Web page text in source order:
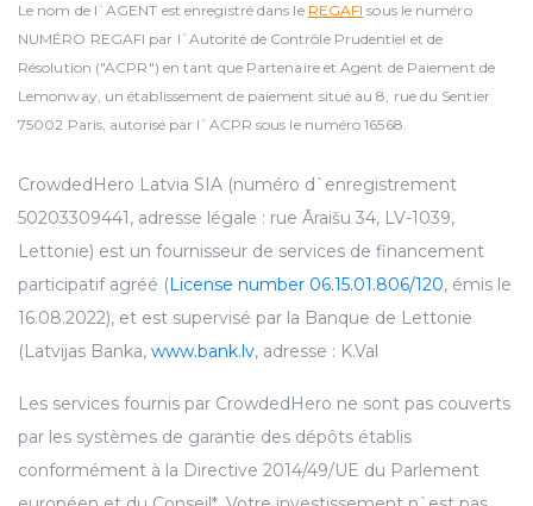
Le nom de l`AGENT est enregistré dans le REGAFI sous le numéro
NUMÉRO REGAFI par l`Autorité de Contrôle Prudentiel et de
Résolution ("ACPR") en tant que Partenaire et Agent de Paiement de
Lemonway, un établissement de paiement situé au 8, rue du Sentier
75002 Paris, autorisé par l`ACPR sous le numéro 16568.
CrowdedHero Latvia SIA (numéro d`enregistrement
50203309441, adresse légale : rue Āraišu 34, LV-1039,
Lettonie) est un fournisseur de services de financement
participatif agréé (License number 06.15.01.806/120, émis le
16.08.2022), et est supervisé par la Banque de Lettonie
(Latvijas Banka, www.bank.lv, adresse : K.Val
Les services fournis par CrowdedHero ne sont pas couverts
par les systèmes de garantie des dépôts établis
conformément à la Directive 2014/49/UE du Parlement